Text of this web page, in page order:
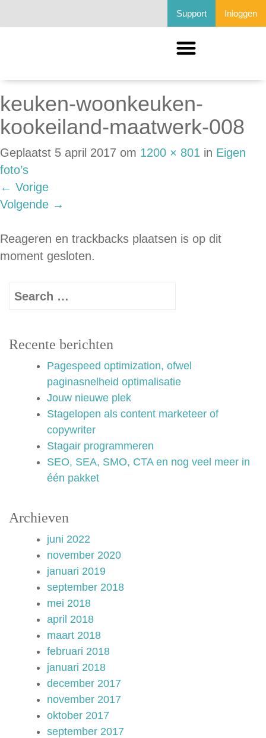
Support Inloggen
keuken-woonkeuken-
kookeiland-maatwerk-008
Geplaatst 5 april 2017 om 1200 × 801 in Eigen
foto’s
← Vorige
Volgende →
Reageren en trackbacks plaatsen is op dit
moment gesloten.
Recente berichten
Pagespeed optimization, ofwel
paginasnelheid optimalisatie
Jouw nieuwe plek
Stagelopen als content marketeer of
copywriter
Stagair programmeren
SEO, SEA, SMO, CTA en nog veel meer in
één pakket
Archieven
juni 2022
november 2020
januari 2019
september 2018
mei 2018
april 2018
maart 2018
februari 2018
januari 2018
december 2017
november 2017
oktober 2017
september 2017